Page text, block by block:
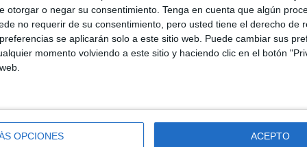
otorgar o negar su consentimiento. Tenga en cuenta que algún
no requerir de su consentimiento, pero usted tiene el derecho de
se aplicarán solo a este sitio web. Puede cambiar sus
momento volviendo a este sitio y haciendo clic en el botón
OPCIONES ACEPTO
para el PP con 2.757 votos seguido muy de cerca
encima de Cs con 1.386. En el 2, que comprende el
Maestranza o Azcárate ganó el PSOE con 1.534 votos,
las barriadas de
del PP, con 1.358. En el distrito 5, que
también ganó el PSOE con 1.898 votos, seguido